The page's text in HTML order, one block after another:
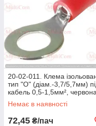
20-02-011. Клема
тип "О" (діам.-3,7/5,7мм)
кабель 0,5-1,5мм², червона,
100 шт/пачка
Немає в наявності
72,45 ₴/пач